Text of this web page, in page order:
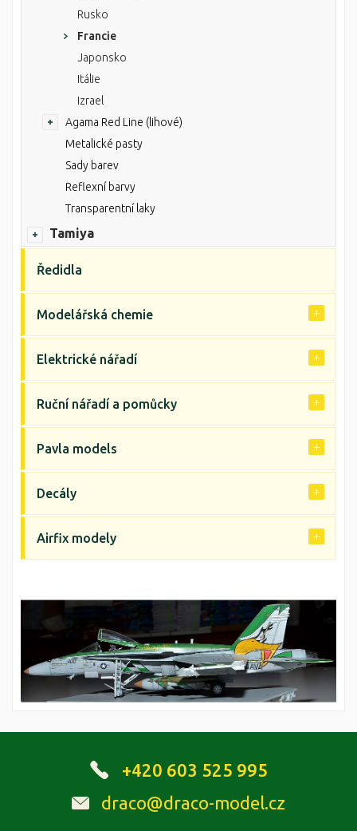
Rusko
Francie
Japonsko
Itálie
Izrael
Agama Red Line (lihové)
Metalické pasty
Sady barev
Reflexní barvy
Transparentní laky
Tamiya
Ředidla
Modelářská chemie
Elektrické nářadí
Ruční nářadí a pomůcky
Pavla models
Decály
Airfix modely
+420 603 525 995
draco@draco-model.cz